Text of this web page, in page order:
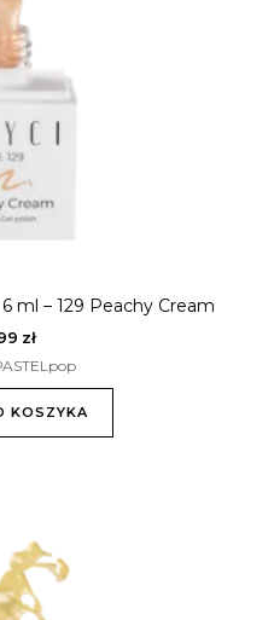
ml – 129 Peachy Cream
zł
KOSZYKA